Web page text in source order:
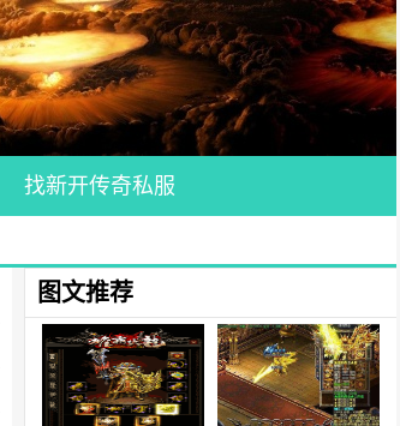
找新开传奇私服
图文推荐